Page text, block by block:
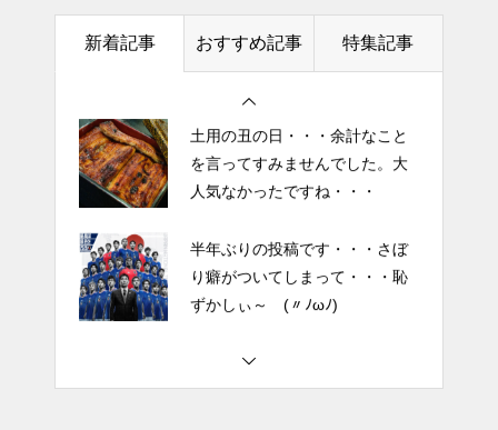
新着記事 おすすめ記事 特集記事
土用の丑の日・・・余計なこと
人気なかったですね・・・
半年ぶりの投稿です・・・さぼ
り癖がついてしまって・・・恥
2026 今年初めての投稿・・・
「食生活習慣の改善」が今年の